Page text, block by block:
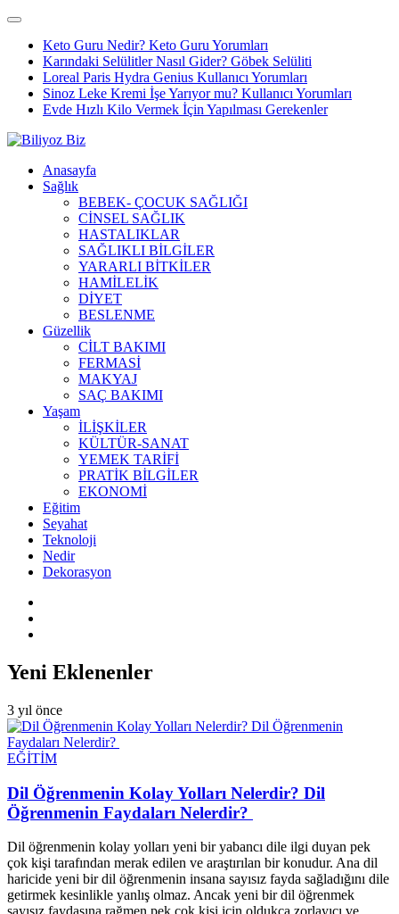
Keto Guru Nedir? Keto Guru Yorumları
Karındaki Selülitler Nasıl Gider? Göbek Selüliti
Loreal Paris Hydra Genius Kullanıcı Yorumları
Sinoz Leke Kremi İşe Yarıyor mu? Kullanıcı Yorumları
Evde Hızlı Kilo Vermek İçin Yapılması Gerekenler
Anasayfa
Sağlık
BEBEK- ÇOCUK SAĞLIĞI
CİNSEL SAĞLIK
HASTALIKLAR
SAĞLIKLI BİLGİLER
YARARLI BİTKİLER
HAMİLELİK
DİYET
BESLENME
Güzellik
CİLT BAKIMI
FERMASİ
MAKYAJ
SAÇ BAKIMI
Yaşam
İLİŞKİLER
KÜLTÜR-SANAT
YEMEK TARİFİ
PRATİK BİLGİLER
EKONOMİ
Eğitim
Seyahat
Teknoloji
Nedir
Dekorasyon
Yeni Eklenenler
3 yıl önce
EĞİTİM
Dil Öğrenmenin Kolay Yolları Nelerdir? Dil
Öğrenmenin Faydaları Nelerdir?
Dil öğrenmenin kolay yolları yeni bir yabancı dile ilgi duyan pek
çok kişi tarafından merak edilen ve araştırılan bir konudur. Ana dil
haricide yeni bir dil öğrenmenin insana sayısız fayda sağladığını dile
getirmek kesinlikle yanlış olmaz. Ancak yeni bir dil öğrenmek